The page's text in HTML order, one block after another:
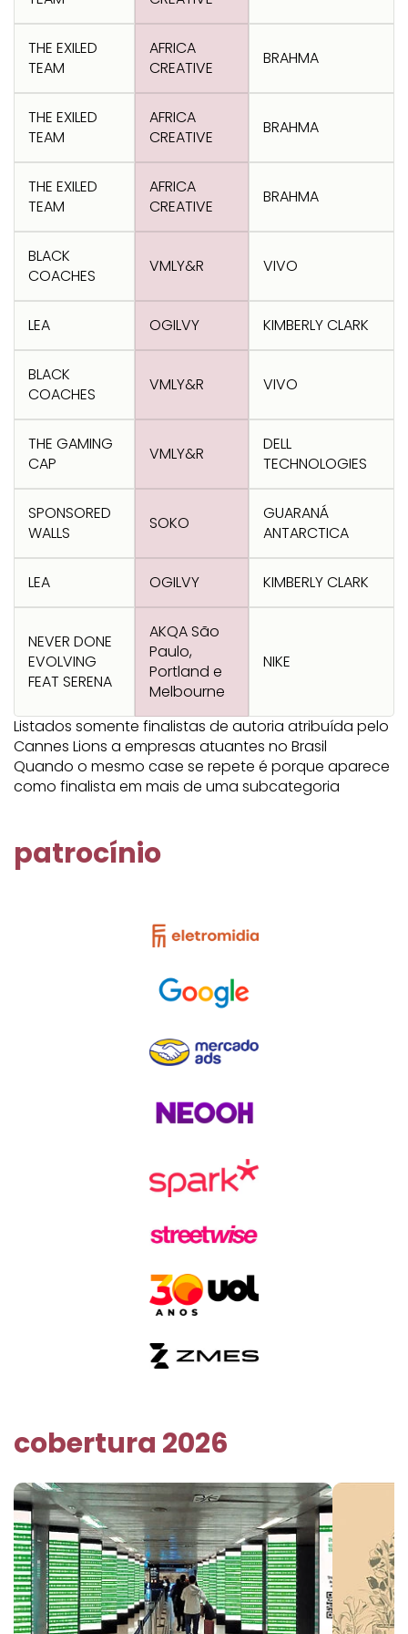
Transformation
Commerce
Creative
Effectiveness
Strategy
for Music
for Sport
Pharma
Creative
Transformation
Creative
Commerce
Entertainment
Entertainment
for Music
for Sport
Luxury
Media
THE EXILED
TEAM
AFRICA
CREATIVE
BRAHMA
THE EXILED
TEAM
AFRICA
CREATIVE
BRAHMA
THE EXILED
TEAM
AFRICA
CREATIVE
BRAHMA
BLACK
COACHES
VMLY&R VIVO
LEA OGILVY KIMBERLY CLARK
BLACK
COACHES
VMLY&R VIVO
THE GAMING
CAP
VMLY&R
DELL
TECHNOLOGIES
SPONSORED
WALLS
SOKO
GUARANÁ
ANTARCTICA
LEA OGILVY KIMBERLY CLARK
NEVER DONE
EVOLVING
FEAT SERENA
AKQA São
Paulo,
Portland e
Melbourne
NIKE
Listados somente finalistas de autoria atribuída pelo
Cannes Lions a empresas atuantes no Brasil
Quando o mesmo case se repete é porque aparece
como finalista em mais de uma subcategoria
patrocínio
cobertura 2026